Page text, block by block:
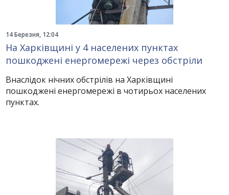
14 Березня, 12:04
На Харківщині у 4 населених пунктах
пошкоджені енергомережі через обстріли
Внаслідок нічних обстрілів на Харківщині
пошкоджені енергомережі в чотирьох населених
пунктах.